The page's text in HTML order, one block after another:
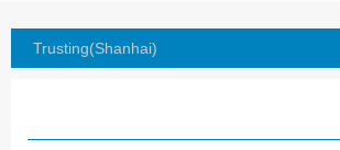
Trusting(Shanhai)